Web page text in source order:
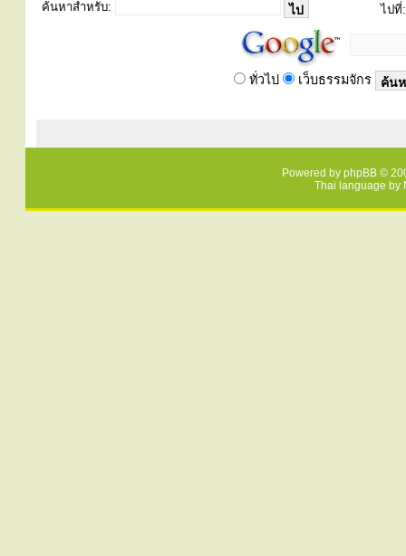
ค้นหาสำหรับ: ไปที่:
ทั่วไป เว็บธรรมจักร
Powered by phpBB ©
Thai language by